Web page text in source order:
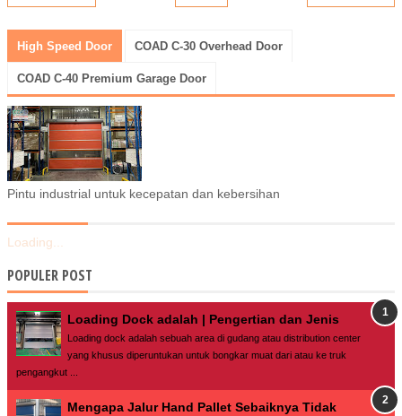
High Speed Door COAD C-30 Overhead Door
COAD C-40 Premium Garage Door
Pintu industrial untuk kecepatan dan kebersihan
Loading...
POPULER POST
Loading Dock adalah | Pengertian dan Jenis
Loading dock adalah sebuah area di gudang atau distribution center
yang khusus diperuntukan untuk bongkar muat dari atau ke truk
pengangkut ...
Mengapa Jalur Hand Pallet Sebaiknya Tidak